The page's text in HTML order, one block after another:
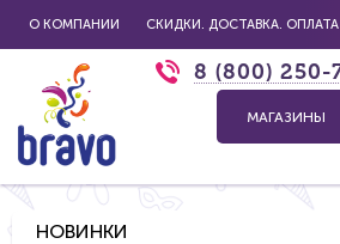
О КОМПАНИИ СКИДКИ. ДОСТАВКА. ОПЛАТА
8 (800) 250-
МАГАЗИНЫ
НОВИНКИ